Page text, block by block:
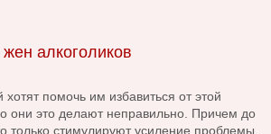
алкоголиков
помочь им избавиться от этой
они это делают неправильно. Причем до
только стимулируют усиление проблемы.